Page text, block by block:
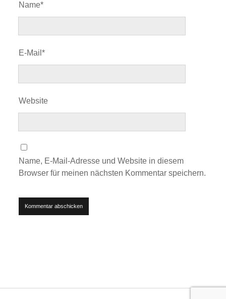
Name*
E-Mail*
Website
Name, E-Mail-Adresse und Website in diesem
Browser für meinen nächsten Kommentar speichern.